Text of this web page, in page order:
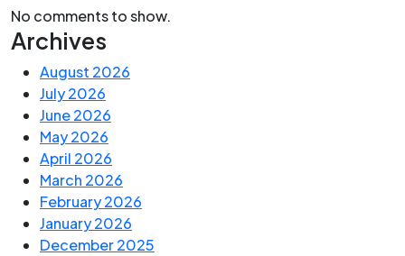
No comments to show.
Archives
August 2026
July 2026
June 2026
May 2026
April 2026
March 2026
February 2026
January 2026
December 2025